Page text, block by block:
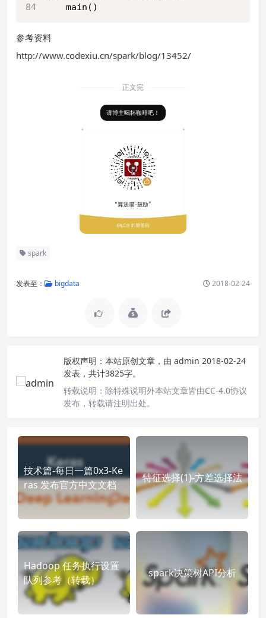
    main()
参考资料
http://www.codexiu.cn/spark/blog/13452/
正文完
请博主喝杯咖啡吧！
spark
发表至： bigdata 2018-02-24
版权声明： 本站原创文章，由 admin 2018-02-24
发表，共计3825字。
转载说明： 除特殊说明外本站文章皆由CC-4.0协议
发布，转载请注明出处。
技术篇-每日一篇0x3-Ke
ras 发布官方中文文档
特征选择(1)-方差选择法
Hadoop 任务执行设置
队列参考（转载）
spark决策树API分析